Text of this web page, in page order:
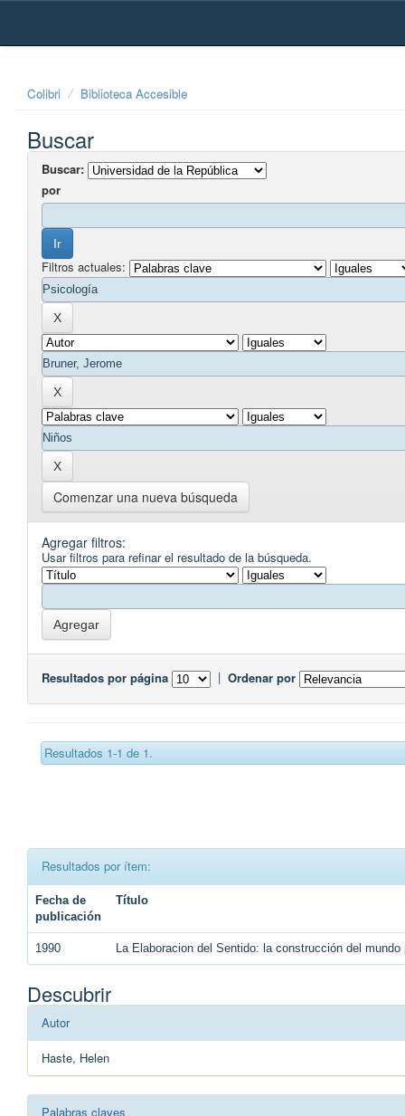
Skip
Colibri Biblioteca Accesible
Buscar
Buscar:
por
Filtros actuales:
Comenzar una nueva búsqueda
Agregar filtros:
Usar filtros para refinar el resultado de la búsqueda.
Resultados por página | Ordenar por
Resultados 1-1 de 1.
Resultados por ítem:
Fecha de
publicación
Título
1990 La Elaboracion del Sentido: la construcción del mundo
Descubrir
Autor
Haste, Helen
Palabras claves